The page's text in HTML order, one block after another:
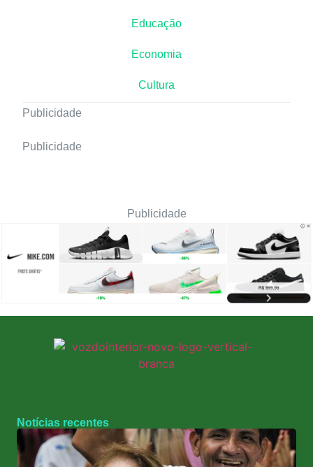
Educação
Economia
Cultura
Publicidade
Publicidade
Publicidade
Notícias recentes